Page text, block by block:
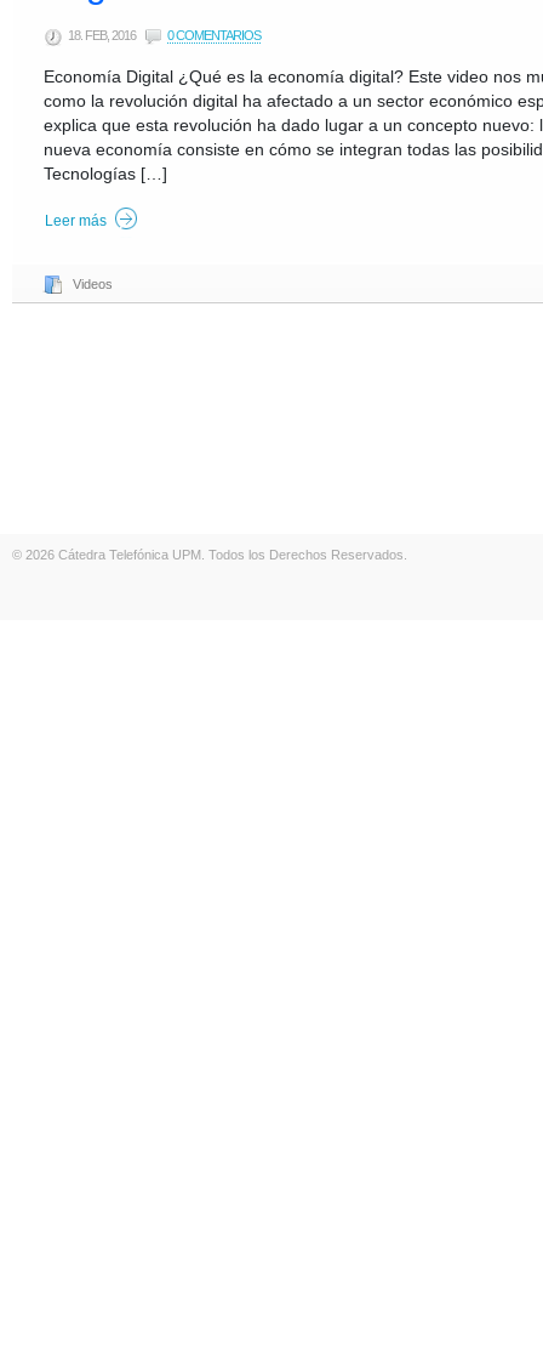
18. FEB, 2016 0 COMENTARIOS
Economía Digital ¿Qué es la economía digital? Este video nos
como la revolución digital ha afectado a un sector económico
explica que esta revolución ha dado lugar a un concepto nuevo:
nueva economía consiste en cómo se integran todas las
Tecnologías […]
Leer más
Videos
© 2026 Cátedra Telefónica UPM. Todos los Derechos Reservados.